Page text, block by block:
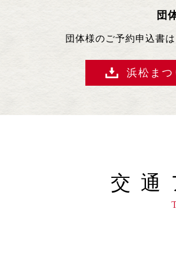
団
団体様のご予約申込書
浜松まつ
交通